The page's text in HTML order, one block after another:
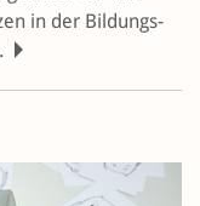
in der Bildungs­